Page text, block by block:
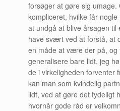
forsøger at gøre sig umage.
kompliceret, hvilke får
at undgå at blive årsagen til
have svært ved at forstå, at
en måde at være der på, og
generalisere bare lidt, jeg
de i virkeligheden forventer
kan man som kvindelig
lidt, ved at gøre det tydeligt
hvornår gode råd er